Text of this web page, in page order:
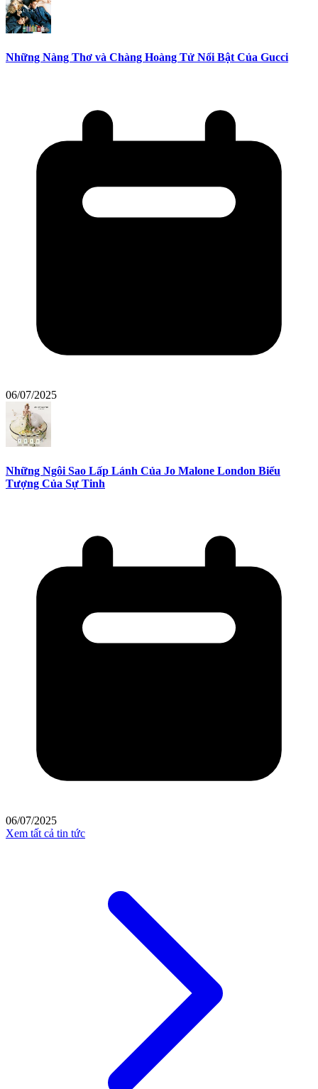
Những Nàng Thơ và Chàng Hoàng Tử Nổi Bật Của Gucci
06/07/2025
Những Ngôi Sao Lấp Lánh Của Jo Malone London Biểu
Tượng Của Sự Tinh
06/07/2025
Xem tất cả tin tức